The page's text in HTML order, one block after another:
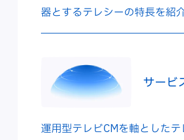
器とするテレシーの特長を紹介
サービ
運用型テレビCMを軸としたテ